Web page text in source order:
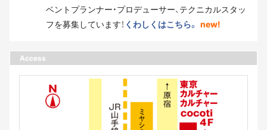
ベントプランナー・プロデューサー、テクニカルスタッ
フを募集しています！ くわしくはこちら。 new!
Access